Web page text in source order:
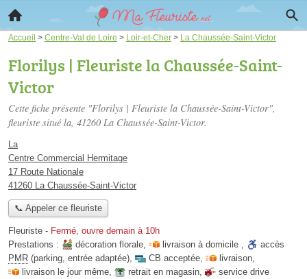
Accueil > Centre-Val de Loire > Loir-et-Cher > La Chaussée-Saint-Victor
Florilys | Fleuriste la Chaussée-Saint-
Victor
Cette fiche présente "Florilys | Fleuriste la Chaussée-Saint-Victor",
fleuriste situé la, 41260 La Chaussée-Saint-Victor.
La
Centre Commercial Hermitage
17 Route Nationale
41260 La Chaussée-Saint-Victor
📞 Appeler ce fleuriste
Fleuriste - Fermé, ouvre demain à 10h
Prestations :
décoration florale, livraison à domicile ,
accès
PMR (parking, entrée adaptée), CB acceptée, livraison,
livraison le jour même, retrait en magasin,
service drive